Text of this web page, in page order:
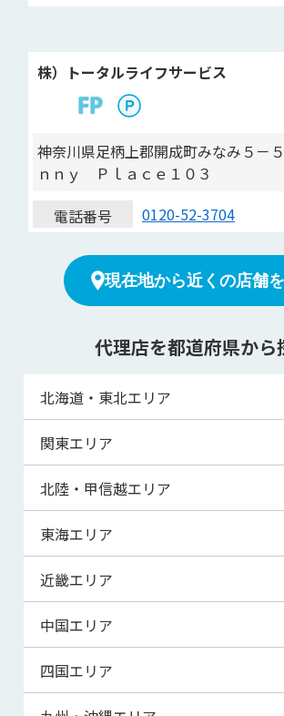
株）トータルライフサービス
神奈川県足柄上郡開成町みなみ５－
ｎｎｙ Ｐｌａｃｅ１０３
電話番号
0120-52-3704
現在地から近くの店舗
代理店を都道府県から
北海道・東北エリア
北海道
青森県
宮城県
秋田県
山形県
関東エリア
東京都
神奈川県
埼玉県
千葉県
茨城県
群馬県
北陸・甲信越エリア
新潟県
富山県
福井県
山梨県
東海エリア
岐阜県
静岡県
三重県
近畿エリア
滋賀県
京都府
大阪府
中国エリア
鳥取県
島根県
四国エリア